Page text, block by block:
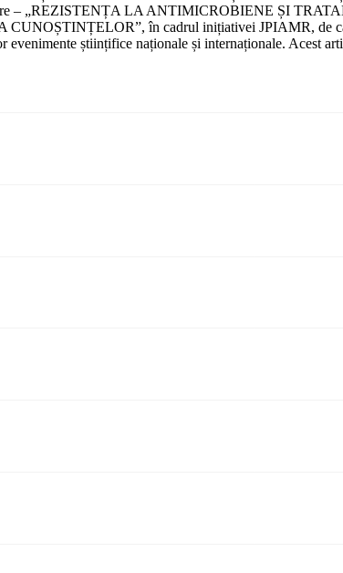
– „REZISTENȚA LA ANTIMICROBIENE ȘI
în cadrul inițiativei JPIAMR, de
științifice naționale și internaționale. Acest